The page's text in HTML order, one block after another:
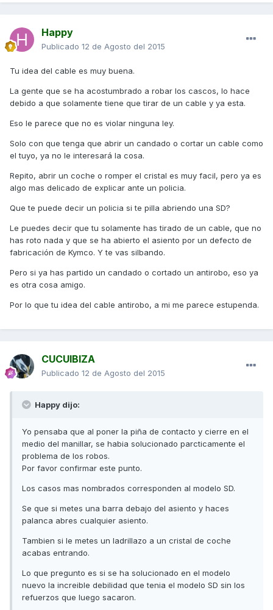
Happy
Publicado 12 de Agosto del 2015
Tu idea del cable es muy buena.
La gente que se ha acostumbrado a robar los cascos, lo hace
debido a que solamente tiene que tirar de un cable y ya esta.
Eso le parece que no es violar ninguna ley.
Solo con que tenga que abrir un candado o cortar un cable como
el tuyo, ya no le interesará la cosa.
Repito, abrir un coche o romper el cristal es muy facil, pero ya es
algo mas delicado de explicar ante un policia.
Que te puede decir un policia si te pilla abriendo una SD?
Le puedes decir que tu solamente has tirado de un cable, que no
has roto nada y que se ha abierto el asiento por un defecto de
fabricación de Kymco. Y te vas silbando.
Pero si ya has partido un candado o cortado un antirobo, eso ya
es otra cosa amigo.
Por lo que tu idea del cable antirobo, a mi me parece estupenda.
CUCUIBIZA
Publicado 12 de Agosto del 2015
Happy dijo:
Yo pensaba que al poner la piña de contacto y cierre en el
medio del manillar, se habia solucionado parcticamente el
problema de los robos.
Por favor confirmar este punto.
Los casos mas nombrados corresponden al modelo SD.
Se que si metes una barra debajo del asiento y haces
palanca abres cualquier asiento.
Tambien si le metes un ladrillazo a un cristal de coche
acabas entrando.
Lo que pregunto es si se ha solucionado en el modelo
nuevo la increible debilidad que tenia el modelo SD sin los
refuerzos que luego sacaron.